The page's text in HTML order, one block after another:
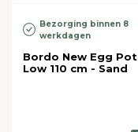
Bezorging binnen 8
werkdagen
Bordo New Egg Pot
Low 110 cm - Sand